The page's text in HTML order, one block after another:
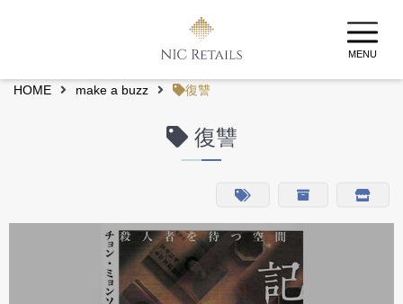
MENU
HOME make a buzz 復讐
復讐